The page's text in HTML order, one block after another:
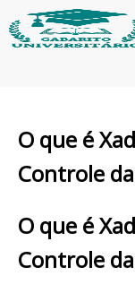
O que é
Controle
O que é
Controle